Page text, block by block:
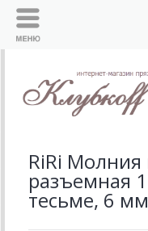
RiRi Молния
разъемная
тесьме, 6